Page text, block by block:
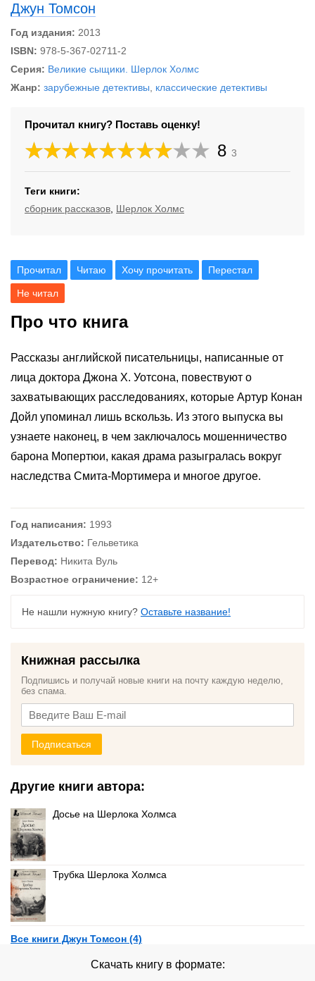
Джун Томсон
Год издания: 2013
ISBN: 978-5-367-02711-2
Серия: Великие сыщики. Шерлок Холмс
Жанр: зарубежные детективы классические детективы
Прочитал книгу? Поставь оценку!
8 3
Теги книги:
сборник рассказов Шерлок Холмс
Прочитал Читаю Хочу прочитать Перестал
Не читал
Про что книга
Рассказы английской писательницы, написанные от
лица доктора Джона Х. Уотсона, повествуют о
захватывающих расследованиях, которые Артур Конан
Дойл упоминал лишь вскользь. Из этого выпуска вы
узнаете наконец, в чем заключалось мошенничество
барона Мопертюи, какая драма разыгралась вокруг
наследства Смита-Мортимера и многое другое.
Год написания: 1993
Издательство: Гельветика
Перевод: Никита Вуль
Возрастное ограничение: 12+
Не нашли нужную книгу? Оставьте название!
Книжная рассылка
Подпишись и получай новые книги на почту каждую неделю,
без спама.
Подписаться
Другие книги автора:
Досье на Шерлока Холмса
Трубка Шерлока Холмса
Все книги Джун Томсон (4)
Скачать книгу в формате: